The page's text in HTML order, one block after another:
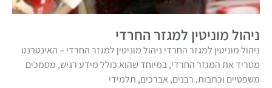
ניהול מוניטין למגזר החרדי
ניהול מוניטין למגזר החרדי ניהול מוניטין למגזר החרדי – האינטרנט
מטריד את המגזר החרדי, במיוחד שהוא כולל מידע רגיש, מסמכים
משפטיים וכתבות. רבנים, אברכים, תלמידי